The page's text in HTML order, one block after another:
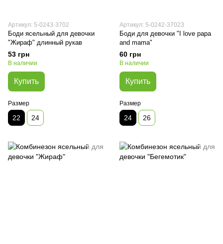
Артикул: 5-0243-3702
Боди ясельный для девочки
"Жираф" длинный рукав
53 грн
В наличии
Купить
Размер
22 24
Артикул: 5-0242-37023
Боди для девочки "I love papa
and mama"
60 грн
В наличии
Купить
Размер
24 26